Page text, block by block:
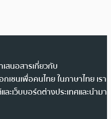
สนอสารเกี่ยวกับ
เชนเพื่อคนไทย ในภาษาไทย เรา
ะเว็บบอร์ดต่างประเทศและนำมา